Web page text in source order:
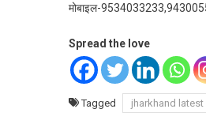
मोबाइल-
Spread the love
Tagged jharkhand